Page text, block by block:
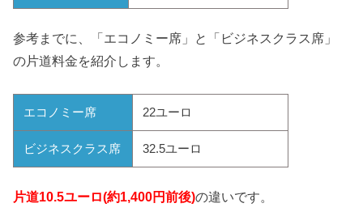
参考までに、「エコノミー席」と「ビジネスクラス席」
の片道料金を紹介します。
エコノミー席 22ユーロ
ビジネスクラス席 32.5ユーロ
片道10.5ユーロ(約1,400円前後)の違いです。